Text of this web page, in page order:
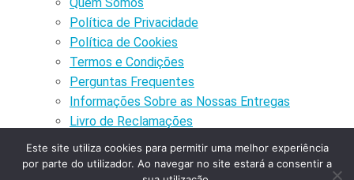
Política de Privacidade
Política de Cookies
Termos e Condições
Perguntas Frequentes
Informações Sobre as Nossas Entregas
Livro de Reclamações
Minha Conta
Minhas Encomendas
Este site utiliza cookies para permitir uma melhor experiência
por parte do utilizador. Ao navegar no site estará a consentir a